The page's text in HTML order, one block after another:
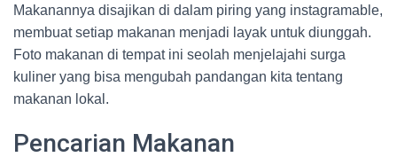
Makanannya disajikan di dalam piring yang instagramable,
membuat setiap makanan menjadi layak untuk diunggah.
Foto makanan di tempat ini seolah menjelajahi surga
kuliner yang bisa mengubah pandangan kita tentang
makanan lokal.
Pencarian Makanan